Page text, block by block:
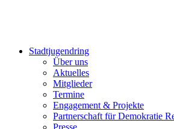
Stadtjugendring
Über uns
Aktuelles
Mitglieder
Termine
Engagement & Projekte
Partnerschaft für Demokratie
Presse